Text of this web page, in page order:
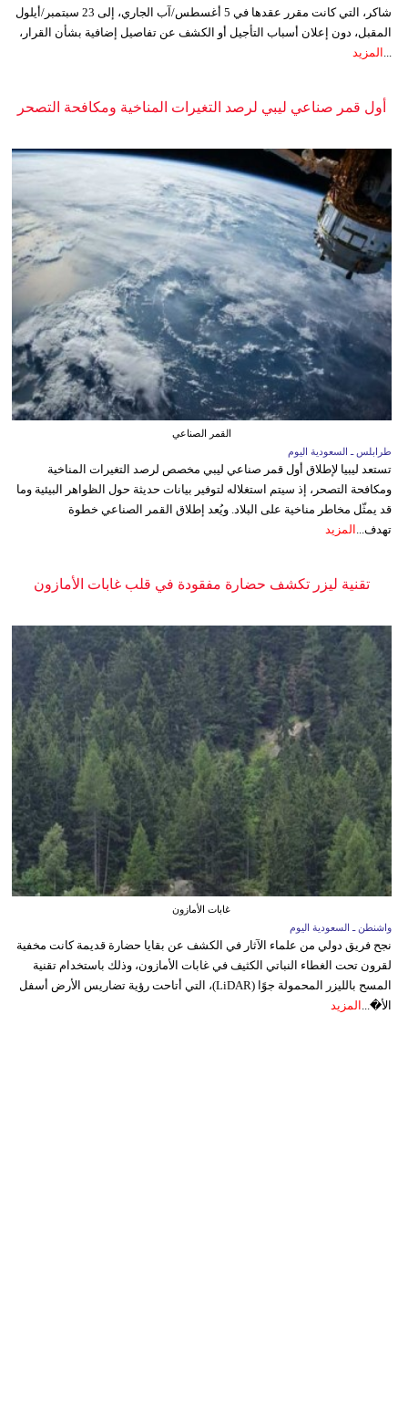
شاكر، التي كانت مقرر عقدها في 5 أغسطس/آب الجاري، إلى 23 سبتمبر/أيلول
المقبل، دون إعلان أسباب التأجيل أو الكشف عن تفاصيل إضافية بشأن القرار،
المزيد
أول قمر صناعي ليبي لرصد التغيرات المناخية ومكافحة التصحر
القمر الصناعي
طرابلس ـ السعودية اليوم
تستعد ليبيا لإطلاق أول قمر صناعي ليبي مخصص لرصد التغيرات المناخية
ومكافحة التصحر، إذ سيتم استغلاله لتوفير بيانات حديثة حول الظواهر البيئية وما
قد يمثّل مخاطر مناخية على البلاد. ويُعد إطلاق القمر الصناعي خطوة
تهدف... المزيد
تقنية ليزر تكشف حضارة مفقودة في قلب غابات الأمازون
غابات الأمازون
واشنطن ـ السعودية اليوم
نجح فريق دولي من علماء الآثار في الكشف عن بقايا حضارة قديمة كانت مخفية
لقرون تحت الغطاء النباتي الكثيف في غابات الأمازون، وذلك باستخدام تقنية
المسح بالليزر المحمولة جوًا (LiDAR)، التي أتاحت رؤية تضاريس الأرض أسفل
الأ�... المزيد